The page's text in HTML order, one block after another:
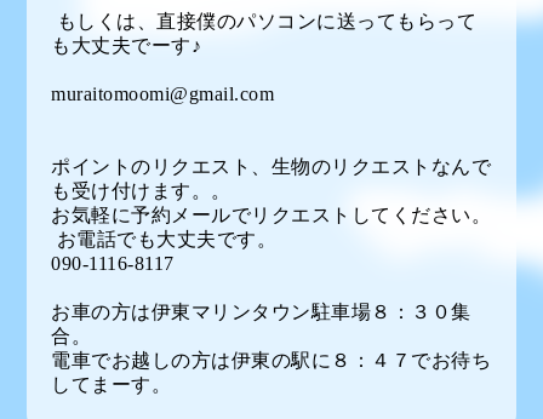
もしくは、直接僕のパソコンに送ってもらって
も大丈夫でーす♪
muraitomoomi@gmail.com
ポイントのリクエスト、生物のリクエストなんで
も受け付けます。。
お気軽に予約メールでリクエストしてください。
お電話でも大丈夫です。
090-1116-8117
お車の方は伊東マリンタウン駐車場８：３０集
合。
電車でお越しの方は伊東の駅に８：４７でお待ち
してまーす。